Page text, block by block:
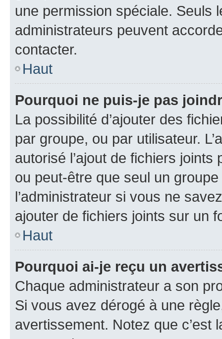
une permission spéciale. Seuls
administrateurs peuvent
contacter.
Haut
Pourquoi ne puis-je pas
La possibilité d’ajouter des
par groupe, ou par utilisateur.
autorisé l’ajout de fichiers
ou peut-être que seul un
l’administrateur si vous ne
ajouter de fichiers joints sur un
Haut
Pourquoi ai-je reçu un
Chaque administrateur a son
Si vous avez dérogé à une
avertissement. Notez que c’est